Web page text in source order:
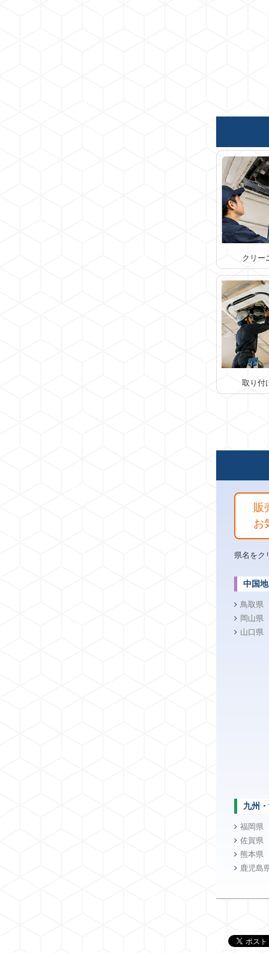
クリー
取り付
販
お
県名をク
中国
鳥取県
岡山県
山口県
九州
福岡県
佐賀県
熊本県
鹿児島